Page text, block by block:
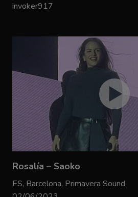
invoker917
Rosalía – Saoko
ES, Barcelona, Primavera Sound